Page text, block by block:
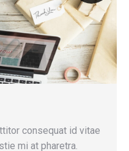
consequat id vitae
mi at pharetra.